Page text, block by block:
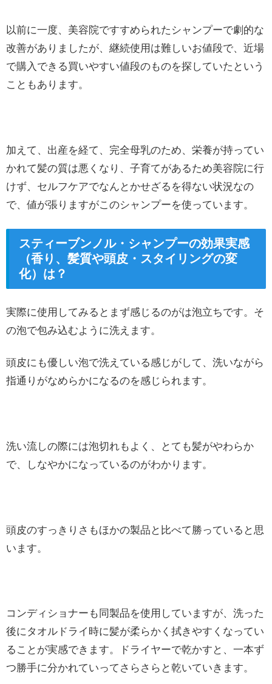
以前に一度、美容院ですすめられたシャンプーで劇的な
改善がありましたが、継続使用は難しいお値段で、近場
で購入できる買いやすい値段のものを探していたという
こともあります。
加えて、出産を経て、完全母乳のため、栄養が持ってい
かれて髪の質は悪くなり、子育てがあるため美容院に行
けず、セルフケアでなんとかせざるを得ない状況なの
で、値が張りますがこのシャンプーを使っています。
スティーブンノル・シャンプーの効果実感
（香り、髪質や頭皮・スタイリングの変
化）は？
実際に使用してみるとまず感じるのがは泡立ちです。そ
の泡で包み込むように洗えます。
頭皮にも優しい泡で洗えている感じがして、洗いながら
指通りがなめらかになるのを感じられます。
洗い流しの際には泡切れもよく、とても髪がやわらか
で、しなやかになっているのがわかります。
頭皮のすっきりさもほかの製品と比べて勝っていると思
います。
コンディショナーも同製品を使用していますが、洗った
後にタオルドライ時に髪が柔らかく拭きやすくなってい
ることが実感できます。ドライヤーで乾かすと、一本ず
つ勝手に分かれていってさらさらと乾いていきます。